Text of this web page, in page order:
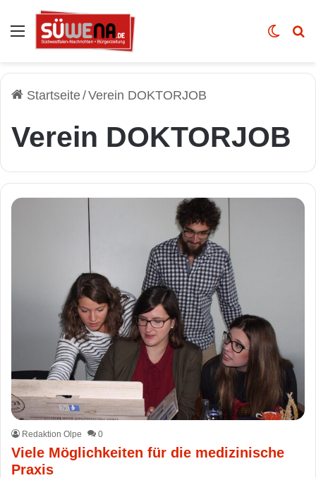
Auswahl Skin
Startseite/Verein DOKTORJOB
Verein DOKTORJOB
Redaktion Olpe 0
Viele Möglichkeiten für die medizinische
Praxis